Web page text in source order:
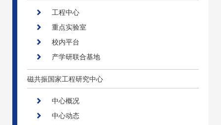
工程中心
重点实验室
校内平台
产学研联合基地
磁共振国家工程研究中心
中心概况
中心动态